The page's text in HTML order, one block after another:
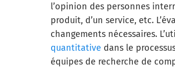
l’opinion des personnes
produit, d’un service, etc.
changements nécessaires.
quantitative dans le
équipes de recherche de